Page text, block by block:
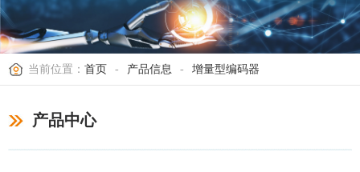
当前位置： 首页 - 产品信息 - 增量型编码器
产品中心